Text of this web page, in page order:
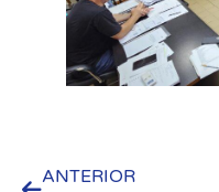
ANTERIOR